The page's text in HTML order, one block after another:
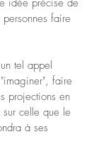
faire
tel appel
faire
projections en
celle que le
à ses